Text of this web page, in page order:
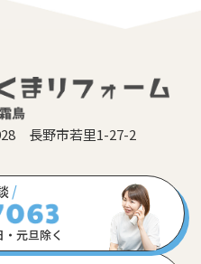
長野市若里1-27-2
/
元旦除く